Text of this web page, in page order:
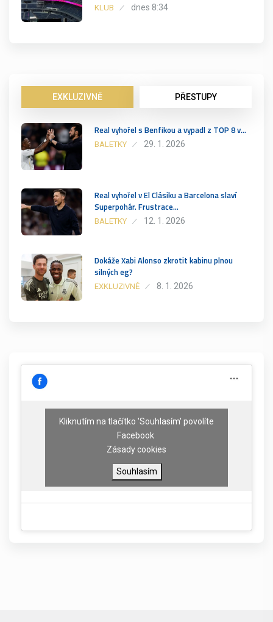
KLUB dnes 8:34
EXKLUZIVNĚ PŘESTUPY
Real vyhořel s Benfikou a vypadl z TOP 8 v…
BALETKY 29. 1. 2026
Real vyhořel v El Clásiku a Barcelona slaví
Superpohár. Frustrace…
BALETKY 12. 1. 2026
Dokáže Xabi Alonso zkrotit kabinu plnou
silných eg?
EXKLUZIVNĚ 8. 1. 2026
Kliknutím na tlačítko 'Souhlasím' povolíte
Facebook
Zásady cookies
Souhlasím